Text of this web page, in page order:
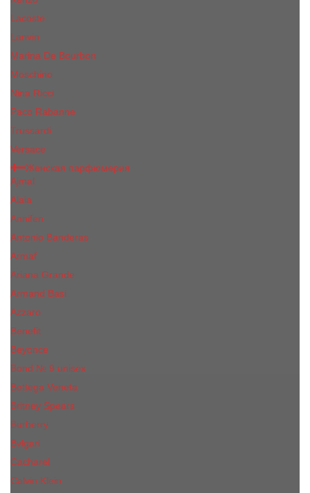
Lacoste
Lanvin
Marina De Bourbon
Moschino
Nina Ricci
Paco Rabanne
Trussardi
Versace
Женская парфюмерия
Ajmal
Alaia
Annifen
Antonio Banderas
Armaf
Ariana Grande
Armand Basi
Azzaro
Benefit
Beyonce
Bond № 9 unisex
Bottega Veneta
Britney Spears
Burberry
Bvlgari
Cacharel
Calvin Klein